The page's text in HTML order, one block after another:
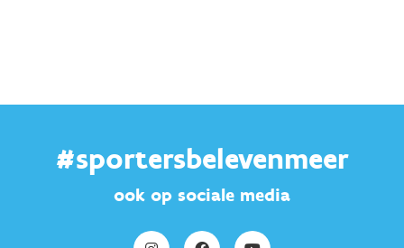
#sportersbelevenmeer
ook op sociale media